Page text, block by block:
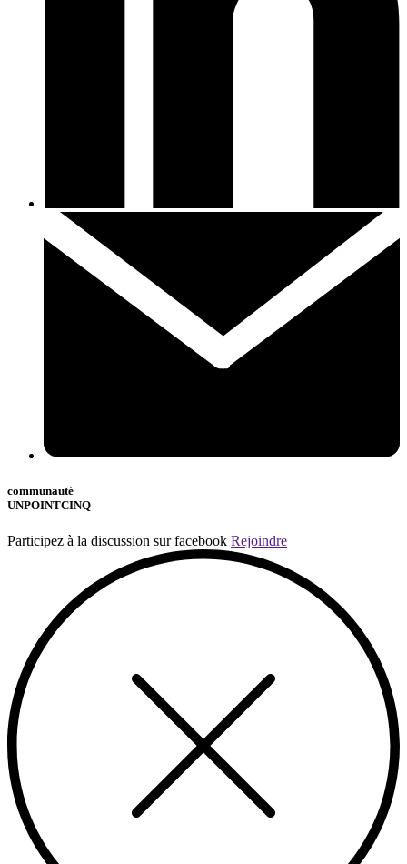
communauté
UNPOINTCINQ
Participez à la discussion sur facebook Rejoindre